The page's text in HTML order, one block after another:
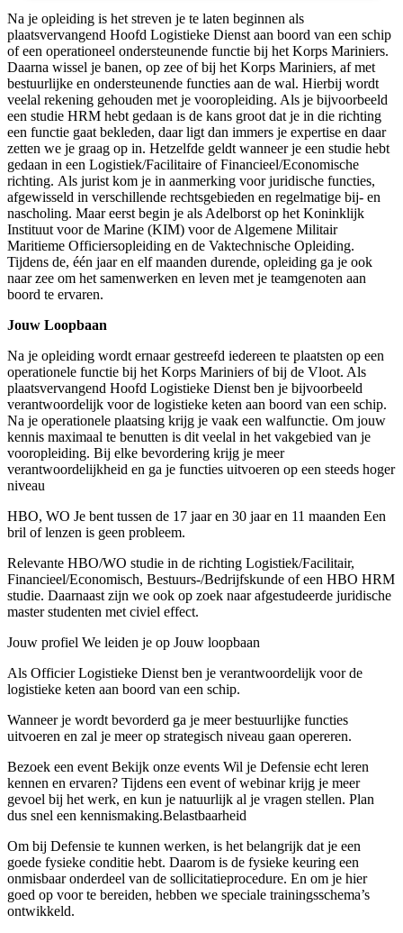
Na je opleiding is het streven je te laten beginnen als
plaatsvervangend Hoofd Logistieke Dienst aan boord van een schip
of een operationeel ondersteunende functie bij het Korps Mariniers.
Daarna wissel je banen, op zee of bij het Korps Mariniers, af met
bestuurlijke en ondersteunende functies aan de wal. Hierbij wordt
veelal rekening gehouden met je vooropleiding. Als je bijvoorbeeld
een studie HRM hebt gedaan is de kans groot dat je in die richting
een functie gaat bekleden, daar ligt dan immers je expertise en daar
zetten we je graag op in. Hetzelfde geldt wanneer je een studie hebt
gedaan in een Logistiek/Facilitaire of Financieel/Economische
richting. Als jurist kom je in aanmerking voor juridische functies,
afgewisseld in verschillende rechtsgebieden en regelmatige bij- en
nascholing. Maar eerst begin je als Adelborst op het Koninklijk
Instituut voor de Marine (KIM) voor de Algemene Militair
Maritieme Officiersopleiding en de Vaktechnische Opleiding.
Tijdens de, één jaar en elf maanden durende, opleiding ga je ook
naar zee om het samenwerken en leven met je teamgenoten aan
boord te ervaren.
Jouw Loopbaan
Na je opleiding wordt ernaar gestreefd iedereen te plaatsten op een
operationele functie bij het Korps Mariniers of bij de Vloot. Als
plaatsvervangend Hoofd Logistieke Dienst ben je bijvoorbeeld
verantwoordelijk voor de logistieke keten aan boord van een schip.
Na je operationele plaatsing krijg je vaak een walfunctie. Om jouw
kennis maximaal te benutten is dit veelal in het vakgebied van je
vooropleiding. Bij elke bevordering krijg je meer
verantwoordelijkheid en ga je functies uitvoeren op een steeds hoger
niveau
HBO, WO Je bent tussen de 17 jaar en 30 jaar en 11 maanden Een
bril of lenzen is geen probleem.
Relevante HBO/WO studie in de richting Logistiek/Facilitair,
Financieel/Economisch, Bestuurs-/Bedrijfskunde of een HBO HRM
studie. Daarnaast zijn we ook op zoek naar afgestudeerde juridische
master studenten met civiel effect.
Jouw profiel We leiden je op Jouw loopbaan
Als Officier Logistieke Dienst ben je verantwoordelijk voor de
logistieke keten aan boord van een schip.
Wanneer je wordt bevorderd ga je meer bestuurlijke functies
uitvoeren en zal je meer op strategisch niveau gaan opereren.
Bezoek een event Bekijk onze events Wil je Defensie echt leren
kennen en ervaren? Tijdens een event of webinar krijg je meer
gevoel bij het werk, en kun je natuurlijk al je vragen stellen. Plan
dus snel een kennismaking.Belastbaarheid
Om bij Defensie te kunnen werken, is het belangrijk dat je een
goede fysieke conditie hebt. Daarom is de fysieke keuring een
onmisbaar onderdeel van de sollicitatieprocedure. En om je hier
goed op voor te bereiden, hebben we speciale trainingsschema’s
ontwikkeld.